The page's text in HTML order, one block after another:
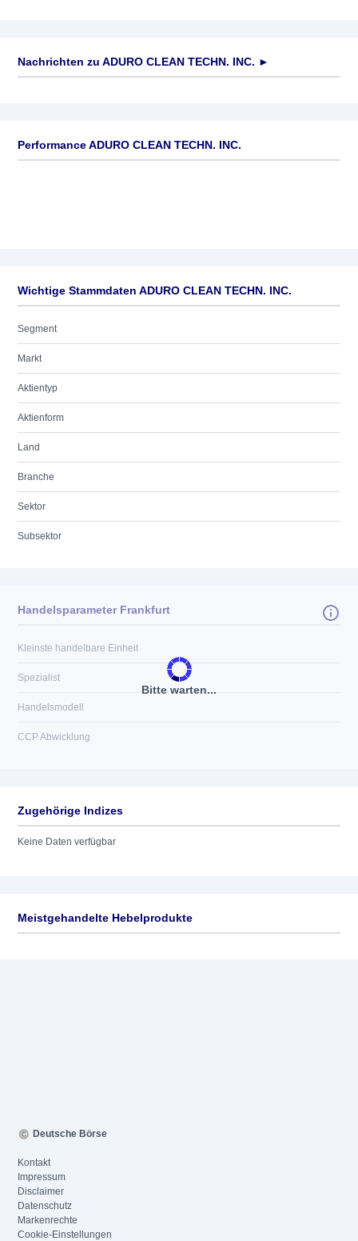
Nachrichten zu ADURO CLEAN TECHN. INC. ►
Performance ADURO CLEAN TECHN. INC.
Wichtige Stammdaten ADURO CLEAN TECHN. INC.
Segment
Markt
Aktientyp
Aktienform
Land
Branche
Sektor
Subsektor
Bitte warten...
Handelsparameter Frankfurt
Kleinste handelbare Einheit
Spezialist
Handelsmodell
CCP Abwicklung
Zugehörige Indizes
Keine Daten verfügbar
Meistgehandelte Hebelprodukte
Deutsche Börse
Kontakt
Impressum
Disclaimer
Datenschutz
Markenrechte
Cookie-Einstellungen